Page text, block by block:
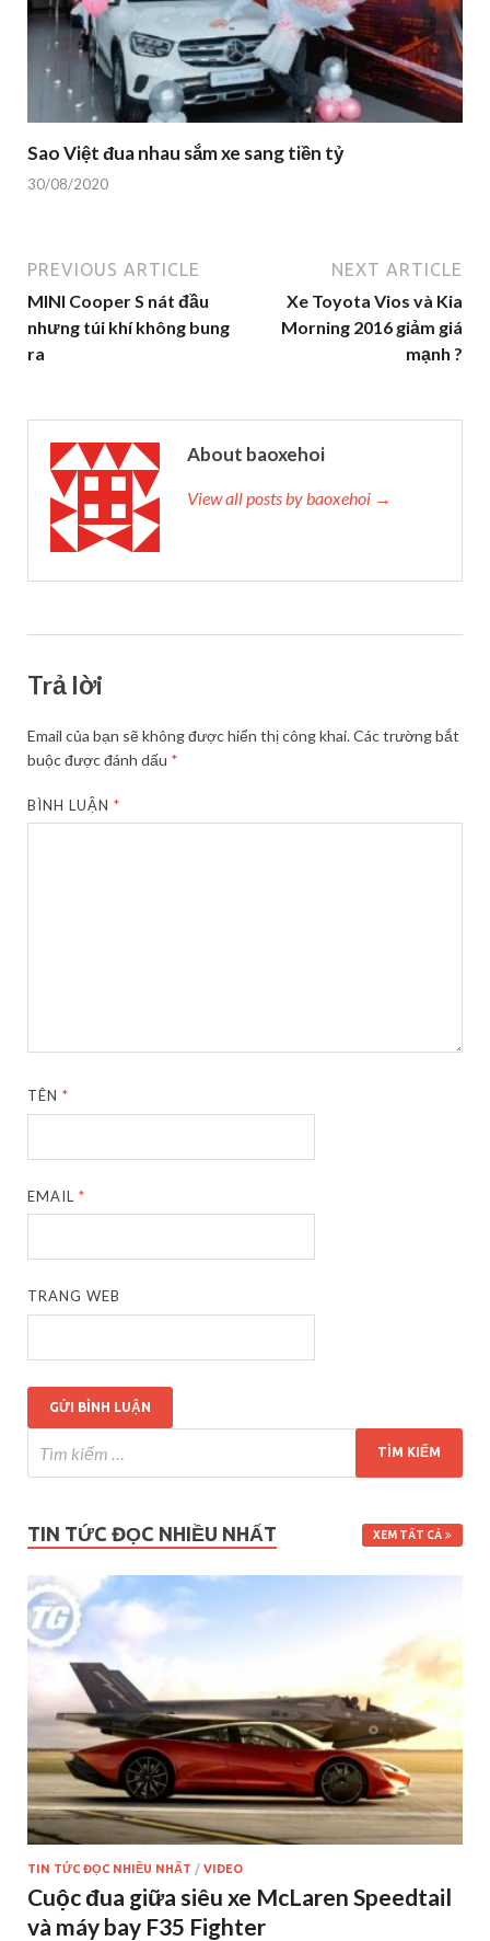
Sao Việt đua nhau sắm xe sang tiền tỷ
30/08/2020
PREVIOUS ARTICLE
MINI Cooper S nát đầu
nhưng túi khí không bung
ra
NEXT ARTICLE
Xe Toyota Vios và Kia
Morning 2016 giảm giá
mạnh ?
About baoxehoi
View all posts by baoxehoi →
Trả lời
Email của bạn sẽ không được hiển thị công khai.Các trường bắt
buộc được đánh dấu *
BÌNH LUẬN*
TÊN*
EMAIL*
TRANG WEB
TIN TỨC ĐỌC NHIỀU NHẤT XEM TẤT CẢ
TIN TỨC ĐỌC NHIỀU NHẤT / VIDEO
Cuộc đua giữa siêu xe McLaren Speedtail
và máy bay F35 Fighter